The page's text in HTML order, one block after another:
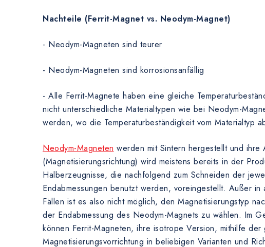
Nachteile (Ferrit-Magnet vs. Neodym-Magnet)
- Neodym-Magneten sind teurer
- Neodym-Magneten sind korrosionsanfällig
- Alle Ferrit-Magnete haben eine gleiche
nicht unterschiedliche Materialtypen wie bei Neodym-
werden, wo die Temperaturbeständigkeit vom Materialtyp
Neodym-Magneten werden mit Sintern hergestellt und ihre
(Magnetisierungsrichtung) wird meistens bereits in der
Halberzeugnisse, die nachfolgend zum Schneiden der
Endabmessungen benutzt werden, voreingestellt. Außer in
Fällen ist es also nicht möglich, den Magnetisierungstyp
der Endabmessung des Neodym-Magnets zu wählen. Im
können Ferrit-Magneten, ihre isotrope Version, mithilfe der
Magnetisierungsvorrichtung in beliebigen Varianten und